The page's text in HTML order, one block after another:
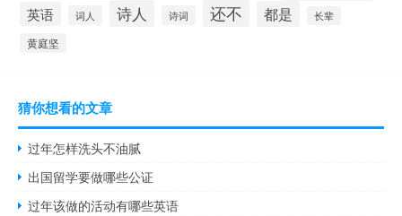
英语 词人 诗人 诗词 还不 都是 长辈
黄庭坚
猜你想看的文章
过年怎样洗头不油腻
出国留学要做哪些公证
过年该做的活动有哪些英语